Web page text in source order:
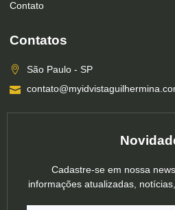
Contato
Contatos
São Paulo - SP
Cadastre-se em nossa
informações atualizadas,